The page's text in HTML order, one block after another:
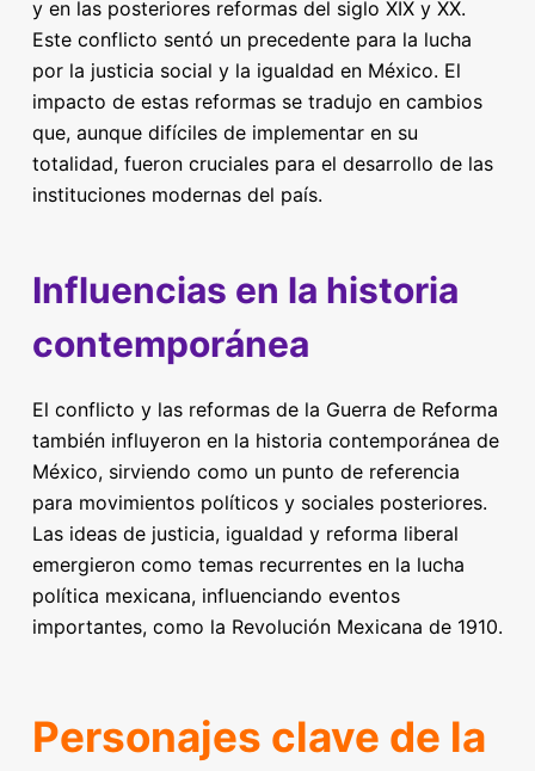
y en las posteriores reformas del siglo XIX y XX.
Este conflicto sentó un precedente para la lucha
por la justicia social y la igualdad en México. El
impacto de estas reformas se tradujo en cambios
que, aunque difíciles de implementar en su
totalidad, fueron cruciales para el desarrollo de las
instituciones modernas del país.
Influencias en la historia
contemporánea
El conflicto y las reformas de la Guerra de Reforma
también influyeron en la historia contemporánea de
México, sirviendo como un punto de referencia
para movimientos políticos y sociales posteriores.
Las ideas de justicia, igualdad y reforma liberal
emergieron como temas recurrentes en la lucha
política mexicana, influenciando eventos
importantes, como la Revolución Mexicana de 1910.
Personajes clave de la